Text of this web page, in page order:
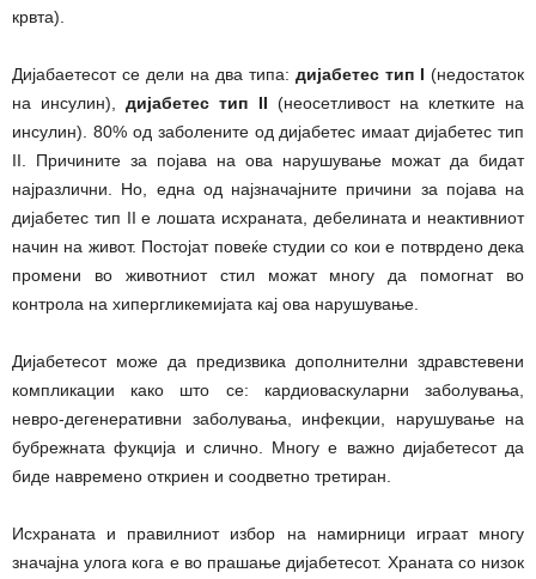
крвта).
Дијабаетесот се дели на два типа: дијабетес тип I (недостаток
на инсулин),дијабетес тип II (неосетливост на клетките на
инсулин). 80% од заболените од дијабетес имаат дијабетес тип
II. Причините за појава на ова нарушување можат да бидат
најразлични. Но, една од најзначајните причини за појава на
дијабетес тип II е лошата исхраната, дебелината и неактивниот
начин на живот. Постојат повеќе студии со кои е потврдено дека
промени во животниот стил можат многу да помогнат во
контрола на хипергликемијата кај ова нарушување.
Дијабетесот може да предизвика дополнителни здравстевени
компликации како што се: кардиоваскуларни заболувања,
невро-дегенеративни заболувања, инфекции, нарушување на
бубрежната фукција и слично. Многу е важно дијабетесот да
биде навремено откриен и соодветно третиран.
Исхраната и правилниот избор на намирници играат многу
значајна улога кога е во прашање дијабетесот. Храната со низок